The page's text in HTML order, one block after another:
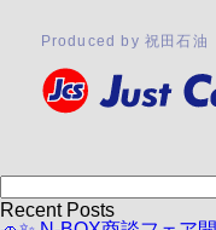
Produced by 祝田石油
一緒に働く仲間を募集し
当店では、一緒に働く
アルバイト、パート、
少しでも興味がある方
Recent Posts